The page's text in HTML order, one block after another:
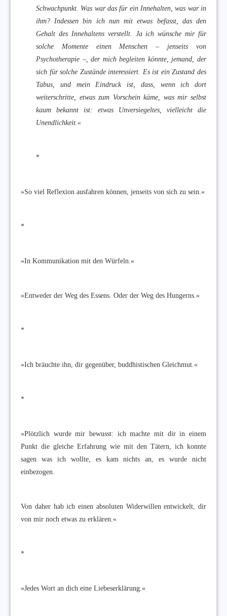
Schwachpunkt. Was war das für ein Innehalten, was war in
ihm? Indessen bin ich nun mit etwas befasst, das den
Gehalt des Innehaltens verstellt. Ja ich wünsche mir für
solche Momente einen Menschen – jenseits von
Psychotherapie –, der mich begleiten könnte, jemand, der
sich für solche Zustände interessiert. Es ist ein Zustand des
Tabus, und mein Eindruck ist, dass, wenn ich dort
weiterschritte, etwas zum Vorschein käme, was mir selbst
kaum bekannt ist: etwas Unversiegeltes, vielleicht die
Unendlichkeit.«
*
»So viel Reflexion ausfahren können, jenseits von sich zu sein.«
*
»In Kommunikation mit den Würfeln.«
»Entweder der Weg des Essens. Oder der Weg des Hungerns.«
*
»Ich bräuchte ihn, dir gegenüber, buddhistischen Gleichmut.«
*
»Plötzlich wurde mir bewusst: ich machte mit dir in einem
Punkt die gleiche Erfahrung wie mit den Tätern, ich konnte
sagen was ich wollte, es kam nichts an, es wurde nicht
einbezogen.
Von daher hab ich einen absoluten Widerwillen entwickelt, dir
von mir noch etwas zu erklären.«
*
»Jedes Wort an dich eine Liebeserklärung.«